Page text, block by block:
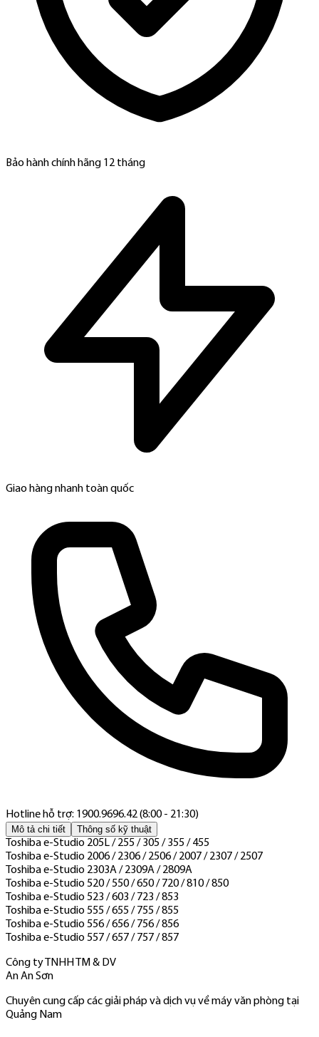
Bảo hành chính hãng 12 tháng
Giao hàng nhanh toàn quốc
Hotline hỗ trợ: 1900.9696.42 (8:00 - 21:30)
Mô tả chi tiết Thông số kỹ thuật
Toshiba e-Studio 205L / 255 / 305 / 355 / 455
Toshiba e-Studio 2006 / 2306 / 2506 / 2007 / 2307 / 2507
Toshiba e-Studio 2303A / 2309A / 2809A
Toshiba e-Studio 520 / 550 / 650 / 720 / 810 / 850
Toshiba e-Studio 523 / 603 / 723 / 853
Toshiba e-Studio 555 / 655 / 755 / 855
Toshiba e-Studio 556 / 656 / 756 / 856
Toshiba e-Studio 557 / 657 / 757 / 857
Công ty TNHH TM & DV
An An Sơn
Chuyên cung cấp các giải pháp và dịch vụ về máy văn phòng tại
Quảng Nam